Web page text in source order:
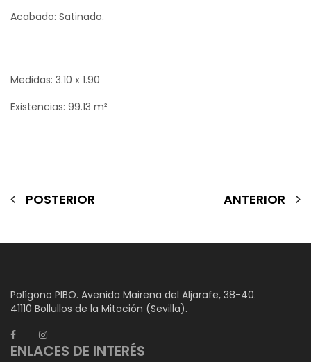
Acabado: Satinado.
Medidas: 3.10 x 1.90
Existencias: 99.13 m²
POSTERIOR ANTERIOR
Polígono PIBO. Avenida Mairena del Aljarafe, 38-40.
41110 Bollullos de la Mitación (Sevilla).
ENLACES DE INTERÉS